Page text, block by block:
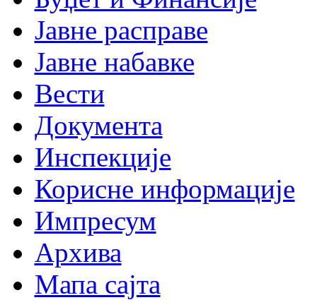
Јавне расправе
Јавне набавке
Вести
Документа
Инспекције
Корисне информације
Импресум
Архива
Мапа сајта